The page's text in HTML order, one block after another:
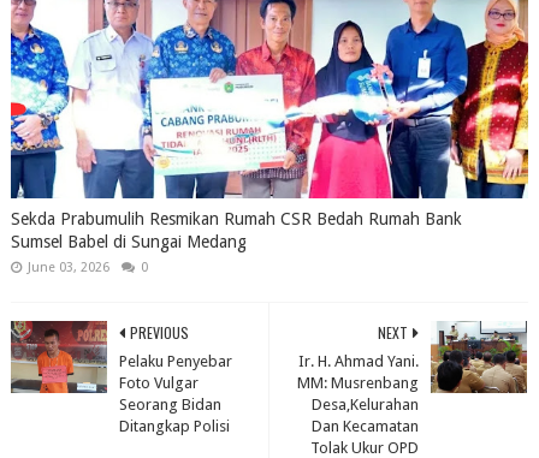
Sekda Prabumulih Resmikan Rumah CSR Bedah Rumah Bank
Sumsel Babel di Sungai Medang
June 03, 2026 0
NEXT
Ir. H. Ahmad Yani.
MM: Musrenbang
Desa,Kelurahan
Dan Kecamatan
Tolak Ukur OPD
PREVIOUS
Pelaku Penyebar
Foto Vulgar
Seorang Bidan
Ditangkap Polisi